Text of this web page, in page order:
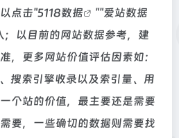
点击"5118数据 ""爱站数据
；以目前的网站数据参考，建
，更多网站价值评估因素如：
搜索引擎收录以及索引量、用
个站的价值，最主要还是需要
要，一些确切的数据则需要找